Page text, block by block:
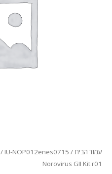
עמוד הבית/
/ IU-NOP012enes0715
Norovirus GII Kit r01